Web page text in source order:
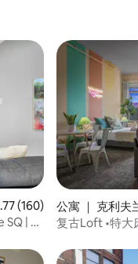
评分 4.77 分（满分 5 分
(160)
| 泳
公寓 ｜ 克利夫
复古Loft •特大